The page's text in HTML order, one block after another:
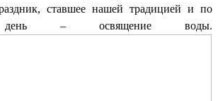
ставшее нашей традицией и по
день – освящение воды.